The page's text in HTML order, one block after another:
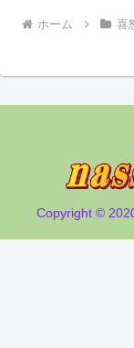
ホーム 喜
Copyright ©